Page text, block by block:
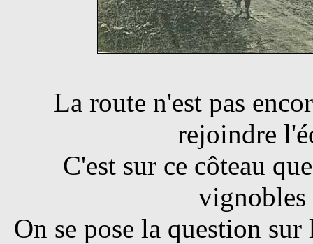
La route n'est pas
rejoindre
C'est sur ce côteau
vignobles
On se pose la question